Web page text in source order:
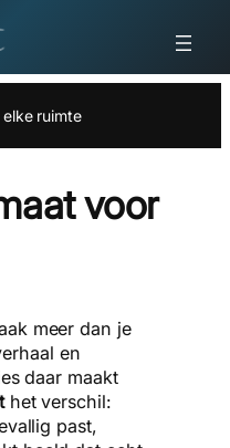
ruimte
voor
meer dan je
en
daar maakt
het verschil:
past,